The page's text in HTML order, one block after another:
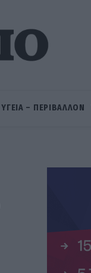
ΥΓΕΙΑ – ΠΕΡΙΒΑΛΛΟΝ